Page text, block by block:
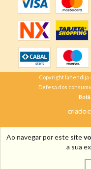
Ao navegar por este site
a sua
Copyright lahendija
Defesa dos